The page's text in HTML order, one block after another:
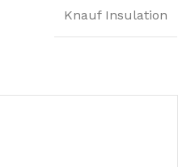
Knauf Insulation